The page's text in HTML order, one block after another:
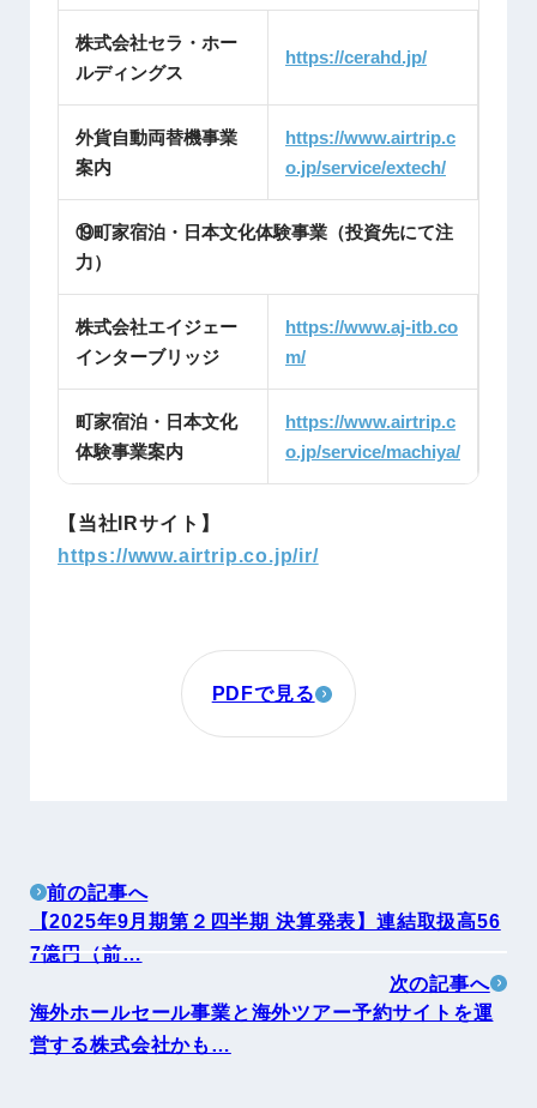
株式会社セラ・ホー
ルディングス
https://cerahd.jp/
外貨自動両替機事業
案内
https://www.airtrip.c
o.jp/service/extech/
⑲町家宿泊・日本文化体験事業（投資先にて注
力）
株式会社エイジェー
インターブリッジ
https://www.aj-itb.co
m/
町家宿泊・日本文化
体験事業案内
https://www.airtrip.c
o.jp/service/machiya/
【当社IRサイト】
https://www.airtrip.co.jp/ir/
PDFで見る
前の記事へ
【2025年9月期第２四半期 決算発表】連結取扱高56
7億円（前…
次の記事へ
海外ホールセール事業と海外ツアー予約サイトを運
営する株式会社かも…